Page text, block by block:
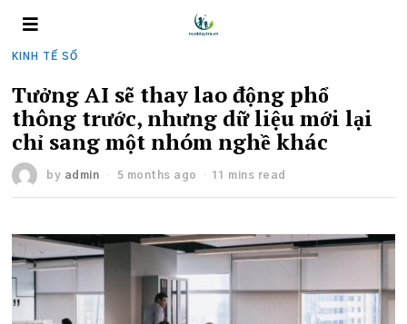
KINH TẾ SỐ
Tưởng AI sẽ thay lao động phổ
thông trước, nhưng dữ liệu mới lại
chỉ sang một nhóm nghề khác
by admin 5 months ago 11 mins read